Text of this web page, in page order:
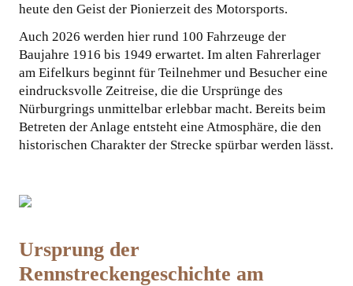
heute den Geist der Pionierzeit des Motorsports.
Auch 2026 werden hier rund 100 Fahrzeuge der
Baujahre 1916 bis 1949 erwartet. Im alten Fahrerlager
am Eifelkurs beginnt für Teilnehmer und Besucher eine
eindrucksvolle Zeitreise, die die Ursprünge des
Nürburgrings unmittelbar erlebbar macht. Bereits beim
Betreten der Anlage entsteht eine Atmosphäre, die den
historischen Charakter der Strecke spürbar werden lässt.
Ursprung der
Rennstreckengeschichte am